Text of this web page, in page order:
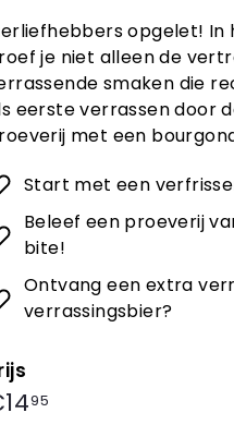
opgelet! In
je niet alleen de
smaken die
eerste verrassen door
met een
Start met een
Beleef een proeverij
bite!
Ontvang een extra
verrassingsbier?
95